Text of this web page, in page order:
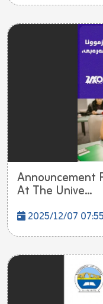
Announcement
At The Unive...
2025/12/07